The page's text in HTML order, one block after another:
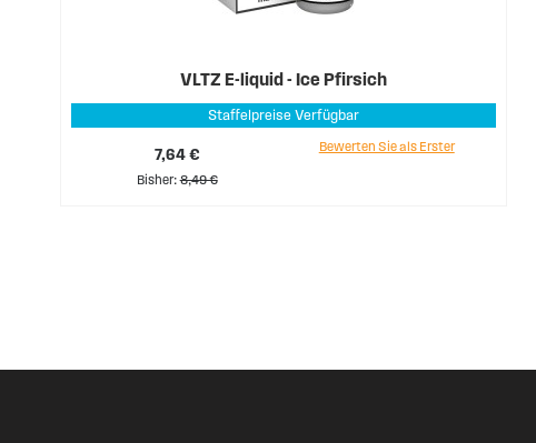
VLTZ E-liquid - Ice Pfirsich
Staffelpreise Verfügbar
7,64 €
Bisher 8,49 €
Bewerten Sie als Erster